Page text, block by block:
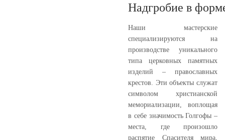
Надгробие в
Наши мастерские
специализируются на
производстве уникального
типа церковных памятных
изделий – православных
крестов. Эти объекты служат
символом христианской
мемориализации, воплощая
в себе значимость Голгофы –
места, где произошло
распятие Спасителя мира,